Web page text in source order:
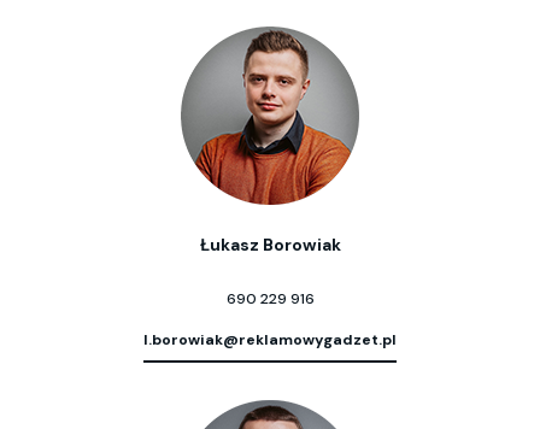
Łukasz Borowiak
690 229 916
l.borowiak@reklamowygadzet.pl